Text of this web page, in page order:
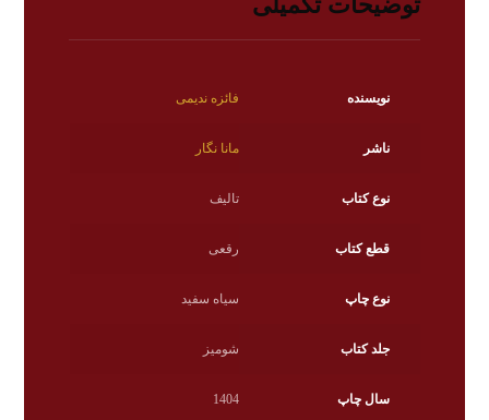
نویسنده فائزه ندیمی
ناشر مانا نگار
نوع کتاب تالیف
قطع کتاب رقعی
نوع چاپ سیاه سفید
جلد کتاب شومیز
سال چاپ 1404